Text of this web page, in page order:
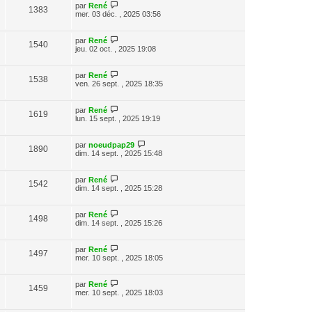
1383 par René
mer. 03 déc. , 2025 03:56
1540 par René
jeu. 02 oct. , 2025 19:08
1538 par René
ven. 26 sept. , 2025 18:35
1619 par René
lun. 15 sept. , 2025 19:19
1890 par noeudpap29
dim. 14 sept. , 2025 15:48
1542 par René
dim. 14 sept. , 2025 15:28
1498 par René
dim. 14 sept. , 2025 15:26
1497 par René
mer. 10 sept. , 2025 18:05
1459 par René
mer. 10 sept. , 2025 18:03